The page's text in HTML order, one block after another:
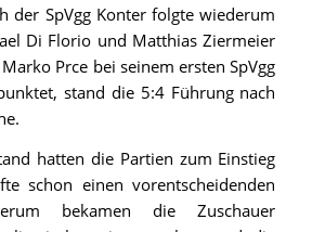
der SpVgg Konter folgte wiederum
Di Florio und Matthias Ziermeier
Prce bei seinem ersten SpVgg
stand die 5:4 Führung nach
hatten die Partien zum Einstieg
schon einen vorentscheidenden
bekamen die Zuschauer